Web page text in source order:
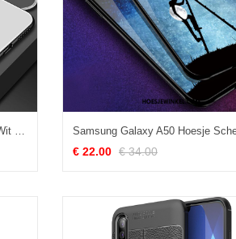
Samsung Galaxy A50 Hoesje Glas Wit Ster, Samsung Galaxy A50 Hoesje Hoes Mobiele Telefoon
€ 22.00 € 34.00